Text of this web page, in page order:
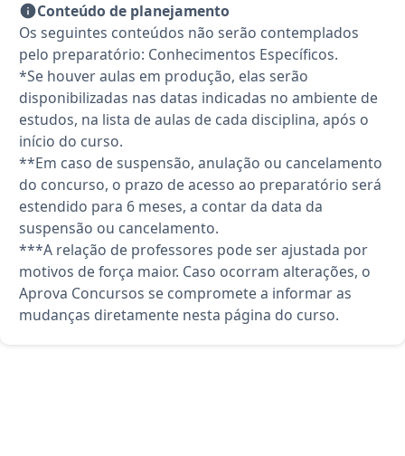
Conteúdo de planejamento
Os seguintes conteúdos não serão contemplados
pelo preparatório: Conhecimentos Específicos.
*Se houver aulas em produção, elas serão
disponibilizadas nas datas indicadas no ambiente de
estudos, na lista de aulas de cada disciplina, após o
início do curso.
**Em caso de suspensão, anulação ou cancelamento
do concurso, o prazo de acesso ao preparatório será
estendido para 6 meses, a contar da data da
suspensão ou cancelamento.
***A relação de professores pode ser ajustada por
motivos de força maior. Caso ocorram alterações, o
Aprova Concursos se compromete a informar as
mudanças diretamente nesta página do curso.